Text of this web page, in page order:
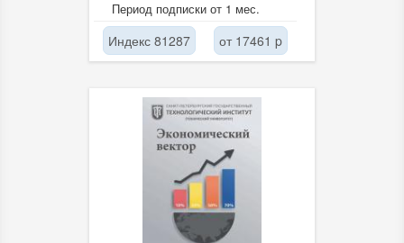
инвестиционной,...
Период подписки от 1 мес.
Индекс 81287 от 17461 p